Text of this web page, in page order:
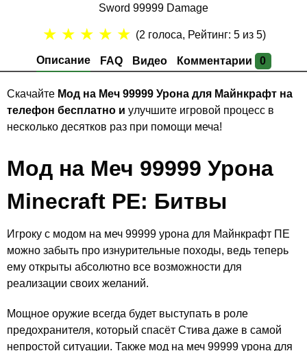
Sword 99999 Damage
Описание FAQ Видео Комментарии 0
★ ★ ★ ★ ★ (2 голоса, Рейтинг: 5из 5)
Скачайте Мод на Меч 99999 Урона для Майнкрафт на
телефон бесплатно и улучшите игровой процесс в
несколько десятков раз при помощи меча!
Мод на Меч 99999 Урона
Minecraft PE: Битвы
Игроку с модом на меч 99999 урона для Майнкрафт ПЕ
можно забыть про изнурительные походы, ведь теперь
ему открыты абсолютно все возможности для
реализации своих желаний.
Мощное оружие всегда будет выступать в роле
предохранителя, который спасёт Стива даже в самой
непростой ситуации. Также мод на меч 99999 урона для